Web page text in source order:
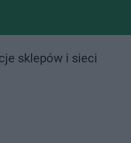
sklepów i sieci